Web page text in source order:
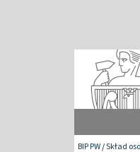
BIP PW/Skład